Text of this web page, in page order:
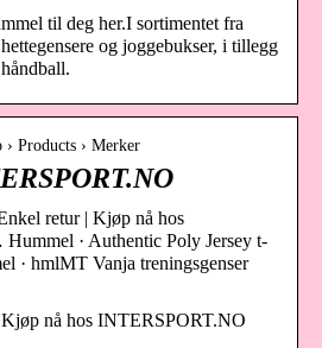
til deg her.I sortimentet fra
og joggebukser, i tillegg
Products › Merker
retur | Kjøp nå hos
· Authentic Poly Jersey t-
· hmlMT Vanja treningsgenser
nå hos INTERSPORT.NO